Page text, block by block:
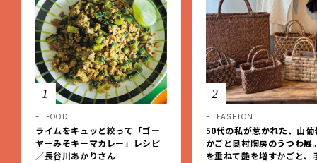
1
FOOD
ライムをキュッと絞って「ゴー
ヤーみそキーマカレー」レシピ
／長谷川あかりさん
2
FASHION
50代の私が惹かれた、山葡
かごと奥村陶房のうつわ展
を重ねて艶を増すかごと、